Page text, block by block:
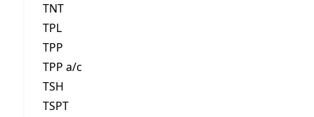
TNT
TPL
TPP
TPP a/c
TSH
TSPT